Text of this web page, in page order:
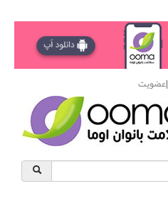
|عضویت